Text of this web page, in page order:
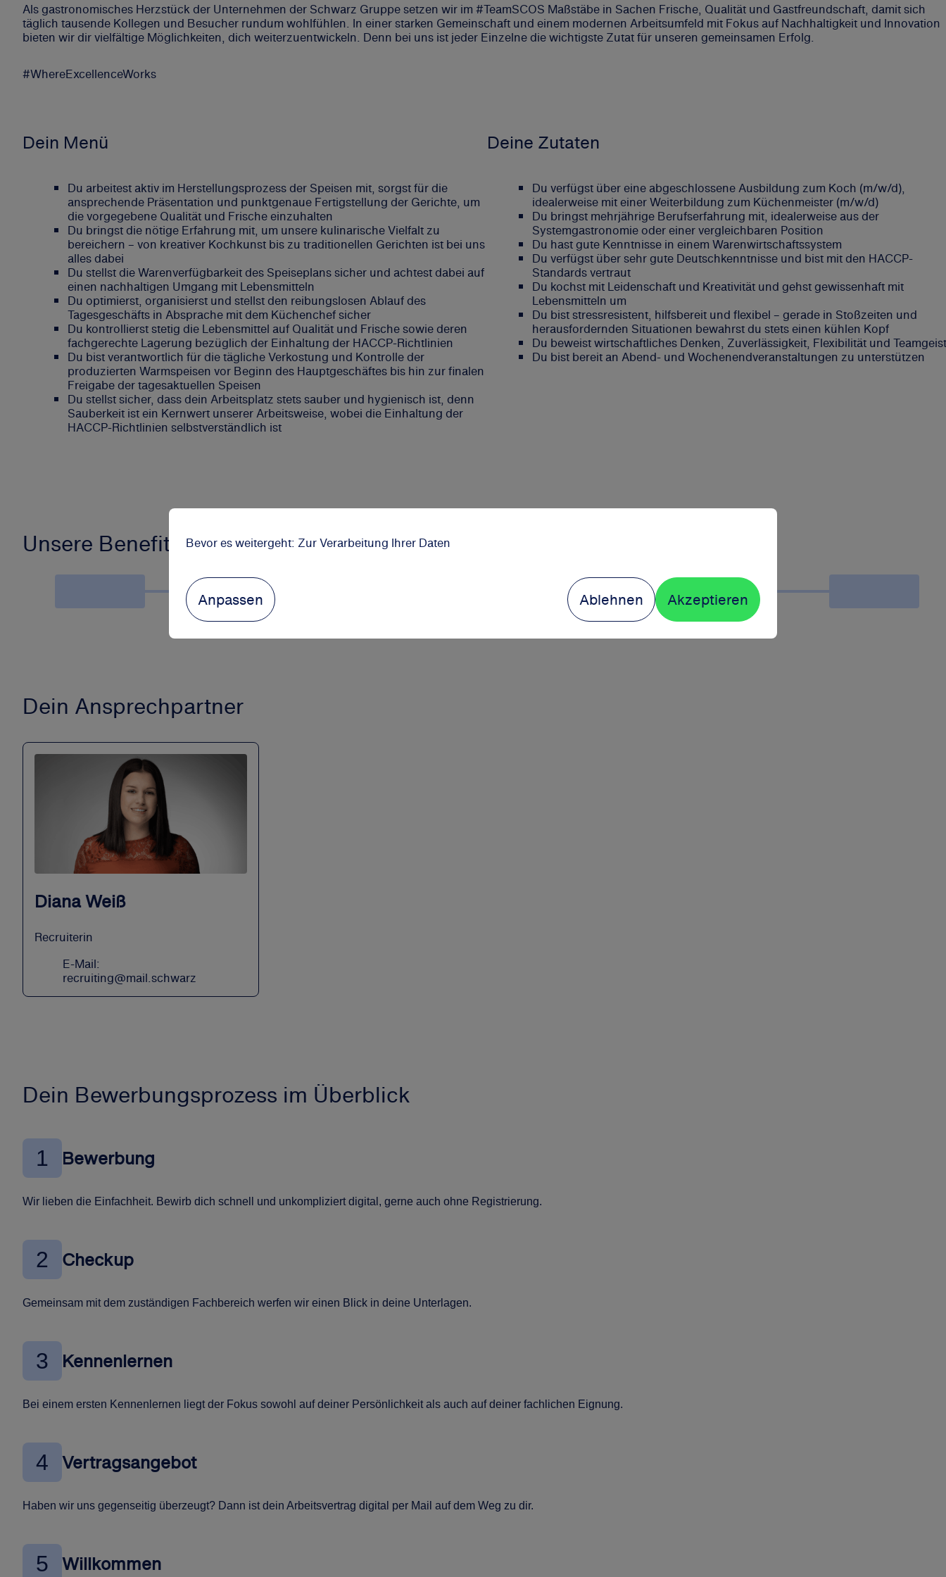
Bevor es weitergeht: Zur Verarbeitung Ihrer Daten
Anpassen Ablehnen Akzeptieren
Als gastronomisches Herzstück der Unternehmen der Schwarz Gruppe setzen wir im #TeamSCOS Maßstäbe in Sachen Frische, Qualität und Gastfreundschaft, damit sich
täglich tausende Kollegen und Besucher rundum wohlfühlen. In einer starken Gemeinschaft und einem modernen Arbeitsumfeld mit Fokus auf Nachhaltigkeit und Innovation
bieten wir dir vielfältige Möglichkeiten, dich weiterzuentwickeln. Denn bei uns ist jeder Einzelne die wichtigste Zutat für unseren gemeinsamen Erfolg.
#WhereExcellenceWorks
Dein Menü
Du arbeitest aktiv im Herstellungsprozess der Speisen mit, sorgst für die
ansprechende Präsentation und punktgenaue Fertigstellung der Gerichte, um
die vorgegebene Qualität und Frische einzuhalten
Du bringst die nötige Erfahrung mit, um unsere kulinarische Vielfalt zu
bereichern – von kreativer Kochkunst bis zu traditionellen Gerichten ist bei uns
alles dabei
Du stellst die Warenverfügbarkeit des Speiseplans sicher und achtest dabei auf
einen nachhaltigen Umgang mit Lebensmitteln
Du optimierst, organisierst und stellst den reibungslosen Ablauf des
Tagesgeschäfts in Absprache mit dem Küchenchef sicher
Du kontrollierst stetig die Lebensmittel auf Qualität und Frische sowie deren
fachgerechte Lagerung bezüglich der Einhaltung der HACCP-Richtlinien
Du bist verantwortlich für die tägliche Verkostung und Kontrolle der
produzierten Warmspeisen vor Beginn des Hauptgeschäftes bis hin zur finalen
Freigabe der tagesaktuellen Speisen
Du stellst sicher, dass dein Arbeitsplatz stets sauber und hygienisch ist, denn
Sauberkeit ist ein Kernwert unserer Arbeitsweise, wobei die Einhaltung der
HACCP-Richtlinien selbstverständlich ist
Deine Zutaten
Du verfügst über eine abgeschlossene Ausbildung zum Koch (m/w/d),
idealerweise mit einer Weiterbildung zum Küchenmeister (m/w/d)
Du bringst mehrjährige Berufserfahrung mit, idealerweise aus der
Systemgastronomie oder einer vergleichbaren Position
Du hast gute Kenntnisse in einem Warenwirtschaftssystem
Du verfügst über sehr gute Deutschkenntnisse und bist mit den HACCP-
Standards vertraut
Du kochst mit Leidenschaft und Kreativität und gehst gewissenhaft mit
Lebensmitteln um
Du bist stressresistent, hilfsbereit und flexibel – gerade in Stoßzeiten und
herausfordernden Situationen bewahrst du stets einen kühlen Kopf
Du beweist wirtschaftliches Denken, Zuverlässigkeit, Flexibilität und Teamgeist
Du bist bereit an Abend- und Wochenendveranstaltungen zu unterstützen
Unsere Benefits
Dein Ansprechpartner
Diana Weiß
Recruiterin
E-Mail:
recruiting@mail.schwarz
Dein Bewerbungsprozess im Überblick
1 Bewerbung
Wir lieben die Einfachheit. Bewirb dich schnell und unkompliziert digital, gerne auch ohne Registrierung.
2 Checkup
Gemeinsam mit dem zuständigen Fachbereich werfen wir einen Blick in deine Unterlagen.
3 Kennenlernen
Bei einem ersten Kennenlernen liegt der Fokus sowohl auf deiner Persönlichkeit als auch auf deiner fachlichen Eignung.
4 Vertragsangebot
Haben wir uns gegenseitig überzeugt? Dann ist dein Arbeitsvertrag digital per Mail auf dem Weg zu dir.
5 Willkommen